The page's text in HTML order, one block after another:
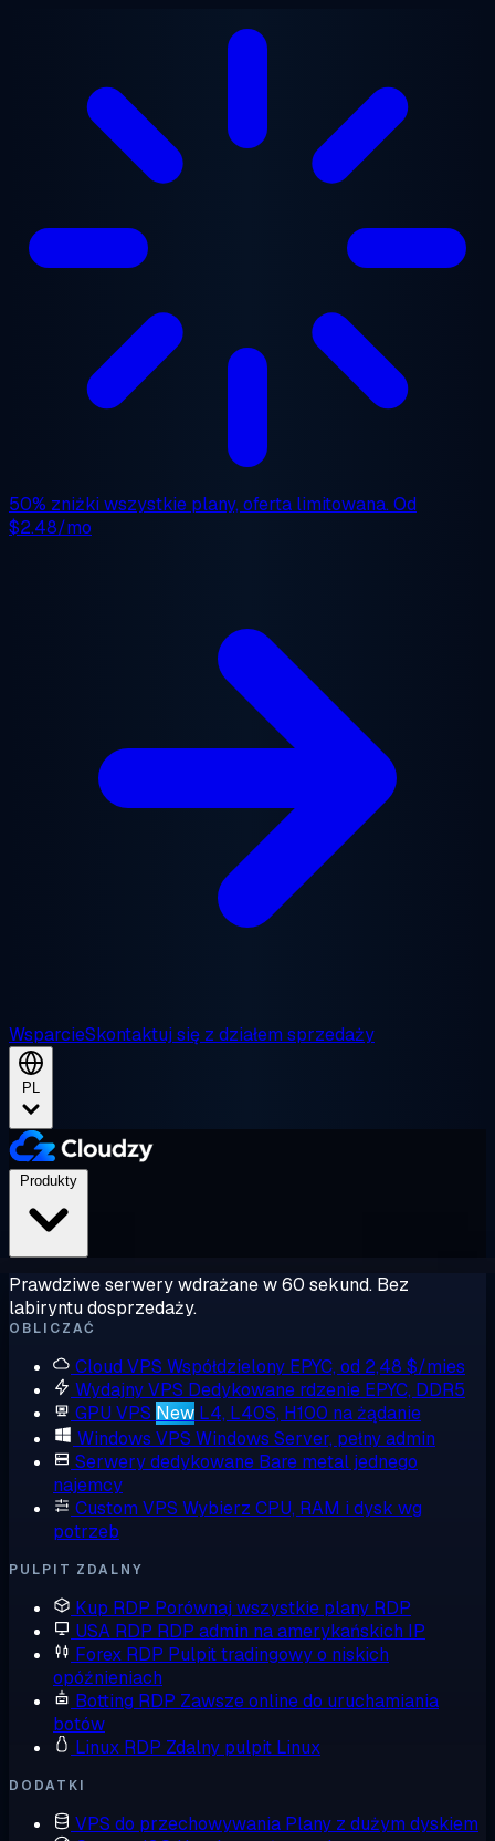
50% zniżki wszystkie plany, oferta limitowana. Od
$2.48/mo
WsparcieSkontaktuj się z działem sprzedaży
PL
Prawdziwe serwery wdrażane w 60 sekund. Bez
labiryntu dosprzedaży.
OBLICZAĆ
Cloud VPS Współdzielony EPYC, od 2,48 $/mies
Wydajny VPS Dedykowane rdzenie EPYC, DDR5
GPU VPS New L4, L40S, H100 na żądanie
Windows VPS Windows Server, pełny admin
Serwery dedykowane Bare metal jednego
najemcy
Custom VPS Wybierz CPU, RAM i dysk wg
potrzeb
PULPIT ZDALNY
Kup RDP Porównaj wszystkie plany RDP
USA RDP RDP admin na amerykańskich IP
Forex RDP Pulpit tradingowy o niskich
opóźnieniach
Botting RDP Zawsze online do uruchamiania
botów
Linux RDP Zdalny pulpit Linux
DODATKI
VPS do przechowywania Plany z dużym dyskiem